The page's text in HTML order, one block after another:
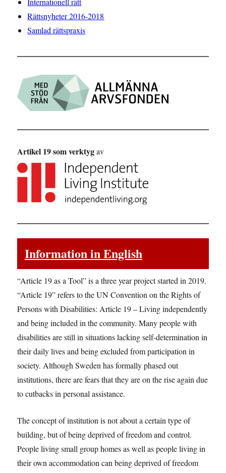
Rättsnyheter 2016-2018
Samlad rättspraxis
Artikel 19 som verktygav
Information in English
“Article 19 as a Tool” is a three year project started in 2019.
“Article 19” refers to the UN Convention on the Rights of
Persons with Disabilities: Article 19 – Living independently
and being included in the community. Many people with
disabilities are still in situations lacking self-determination in
their daily lives and being excluded from participation in
society. Although Sweden has formally phased out
institutions, there are fears that they are on the rise again due
to cutbacks in personal assistance.
The concept of institution is not about a certain type of
building, but of being deprived of freedom and control.
People living small group homes as well as people living in
their own accommodation can being deprived of freedom